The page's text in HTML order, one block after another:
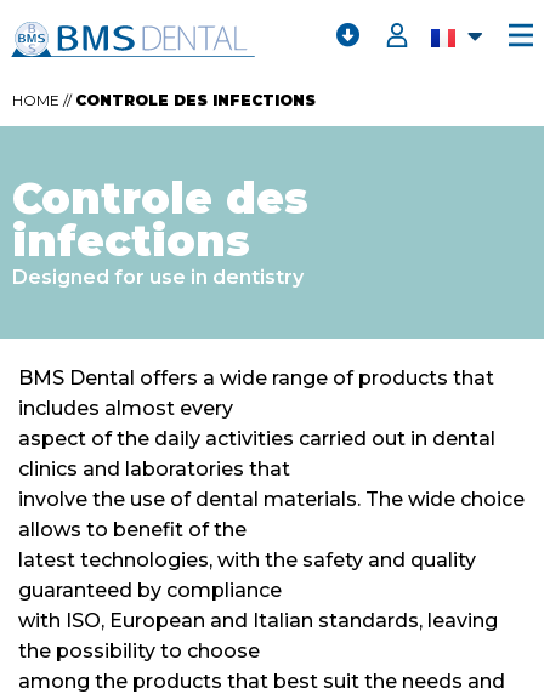
HOME // CONTROLE DES INFECTIONS
Controle des
infections
Designed for use in dentistry
BMS Dental offers a wide range of products that
includes almost every
aspect of the daily activities carried out in dental
clinics and laboratories that
involve the use of dental materials. The wide choice
allows to benefit of the
latest technologies, with the safety and quality
guaranteed by compliance
with ISO, European and Italian standards, leaving
the possibility to choose
among the products that best suit the needs and